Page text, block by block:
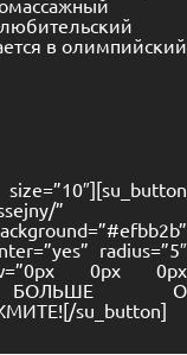
в олимпийский
”
radius=”5″
0px 0px
БОЛЬШЕ О
su_button]